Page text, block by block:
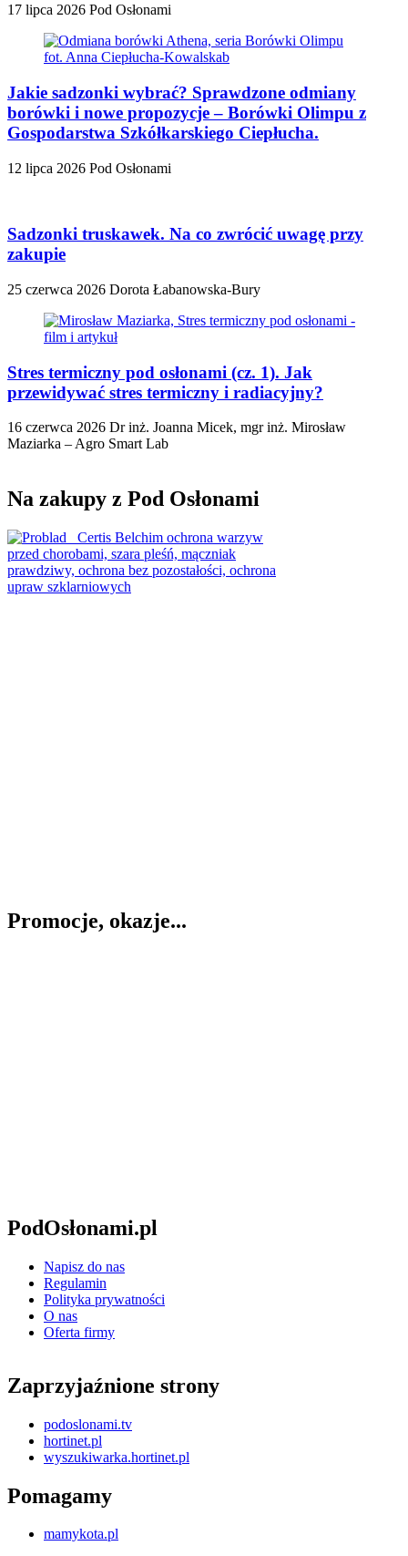
17 lipca 2026 Pod Osłonami
Jakie sadzonki wybrać? Sprawdzone odmiany
borówki i nowe propozycje – Borówki Olimpu z
Gospodarstwa Szkółkarskiego Ciepłucha.
12 lipca 2026 Pod Osłonami
Sadzonki truskawek. Na co zwrócić uwagę przy
zakupie
25 czerwca 2026 Dorota Łabanowska-Bury
Stres termiczny pod osłonami (cz. 1). Jak
przewidywać stres termiczny i radiacyjny?
16 czerwca 2026 Dr inż. Joanna Micek, mgr inż. Mirosław
Maziarka – Agro Smart Lab
Na zakupy z Pod Osłonami
Promocje, okazje...
PodOsłonami.pl
Napisz do nas
Regulamin
Polityka prywatności
O nas
Oferta firmy
Zaprzyjaźnione strony
podoslonami.tv
hortinet.pl
wyszukiwarka.hortinet.pl
Pomagamy
mamykota.pl